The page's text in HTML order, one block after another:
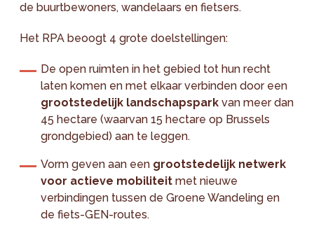
de buurtbewoners, wandelaars en fietsers.
Het RPA beoogt 4 grote doelstellingen:
De open ruimten in het gebied tot hun recht
laten komen en met elkaar verbinden door een
grootstedelijk landschapspark van meer dan
45 hectare (waarvan 15 hectare op Brussels
grondgebied) aan te leggen.
Vorm geven aan een grootstedelijk netwerk
voor actieve mobiliteit met nieuwe
verbindingen tussen de Groene Wandeling en
de fiets-GEN-routes.